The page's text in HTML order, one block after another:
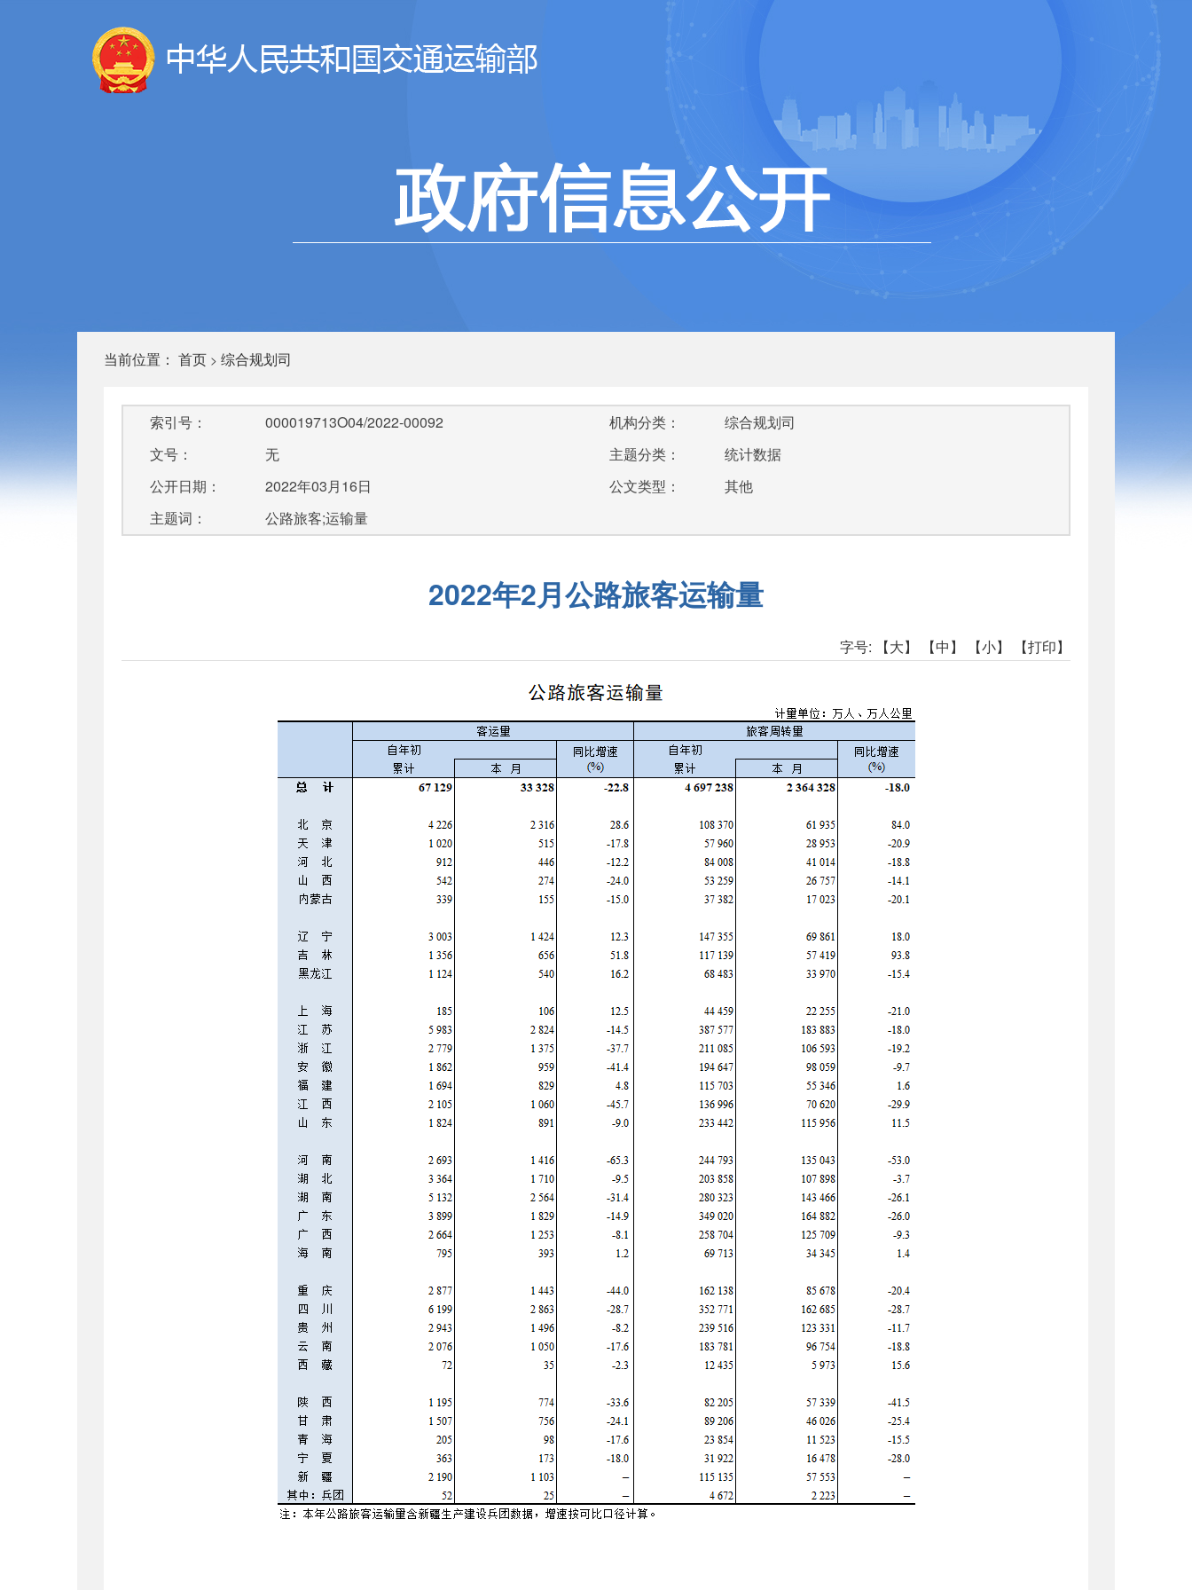
当前位置： 首页 > 综合规划司
索引号：
000019713O04/2022-00092
文号：
无
公开日期：
2022年03月16日
主题词：
公路旅客;运输量
机构分类：
综合规划司
主题分类：
统计数据
公文类型：
其他
2022年2月公路旅客运输量
字号: 【大】 【中】 【小】 【打印】